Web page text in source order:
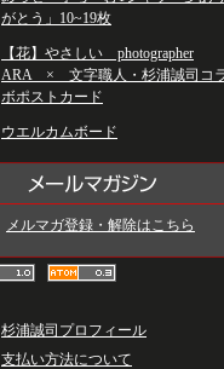
がとう」10~19枚
【花】やさしい photographer
ARA × 文字職人・杉浦誠司コ
ボポストカード
ウエルカムボード
メルマガ登録・解除はこちら
杉浦誠司プロフィール
支払い方法について